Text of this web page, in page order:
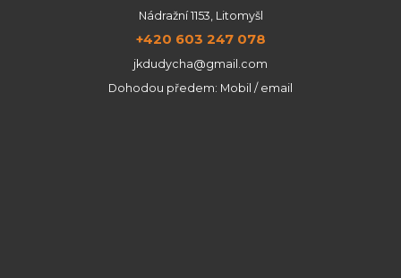
Nádražní 1153, Litomyšl
+420 603 247 078
jkdudycha@gmail.com
Dohodou předem: Mobil / email